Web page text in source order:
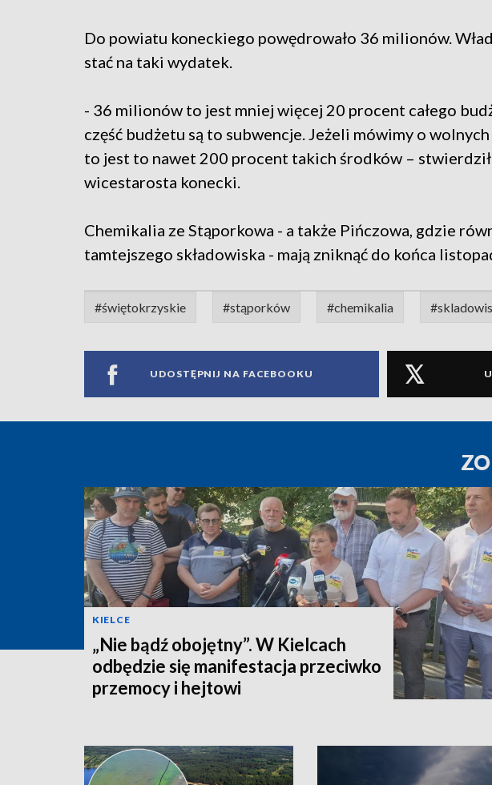
Do powiatu koneckiego powędrowało 36 milionów.
stać na taki wydatek.
- 36 milionów to jest mniej więcej 20 procent całego
część budżetu są to subwencje. Jeżeli mówimy o
to jest to nawet 200 procent takich środków –
wicestarosta konecki.
Chemikalia ze Stąporkowa - a także Pińczowa, gdzie
tamtejszego składowiska - mają zniknąć do końca
#świętokrzyskie #stąporków #chemikalia
UDOSTĘPNIJ NA FACEBOOKU
KIELCE
„Nie bądź obojętny”. W Kielcach
odbędzie się manifestacja przeciwko
przemocy i hejtowi